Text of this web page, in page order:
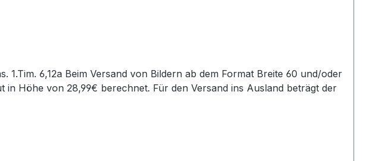
Höhe von 28,99€ berechnet. Für den Versand ins Ausland beträgt der